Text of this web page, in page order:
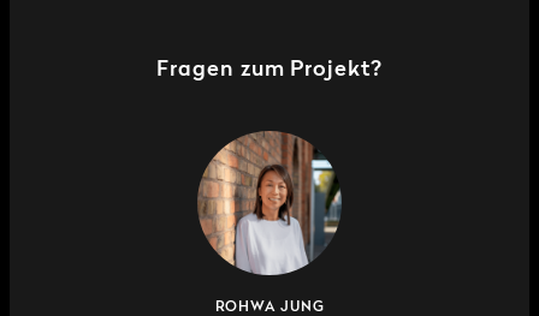
Fragen zum Projekt?
ROHWA JUNG